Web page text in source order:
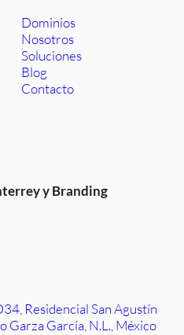
Dominios
Nosotros
Soluciones
Blog
Contacto
y Branding
Residencial San Agustín
Garza García, N.L., México